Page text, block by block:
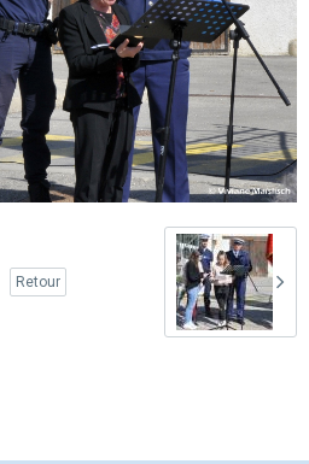
Retour